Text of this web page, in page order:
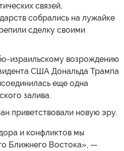
связей,
собрались на лужайке
сделку своими
израильскому возрождению
США Дональда Трампа
еще одна
залива.
приветствовали новую эру.
и конфликтов мы
Ближнего Востока», —